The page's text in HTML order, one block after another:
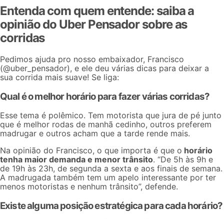
Entenda com quem entende: saiba a
opinião do Uber Pensador sobre as
corridas
Pedimos ajuda pro nosso embaixador, Francisco
(@uber_pensador), e ele deu várias dicas para deixar a
sua corrida mais suave! Se liga:
Qual é o melhor horário para fazer várias corridas?
Esse tema é polêmico. Tem motorista que jura de pé junto
que é melhor rodas de manhã cedinho, outros preferem
madrugar e outros acham que a tarde rende mais.
Na opinião do Francisco, o que importa é que o horário
tenha maior demanda e menor trânsito. “De 5h às 9h e
de 19h às 23h, de segunda a sexta e aos finais de semana.
A madrugada também tem um apelo interessante por ter
menos motoristas e nenhum trânsito”, defende.
Existe alguma posição estratégica para cada horário?